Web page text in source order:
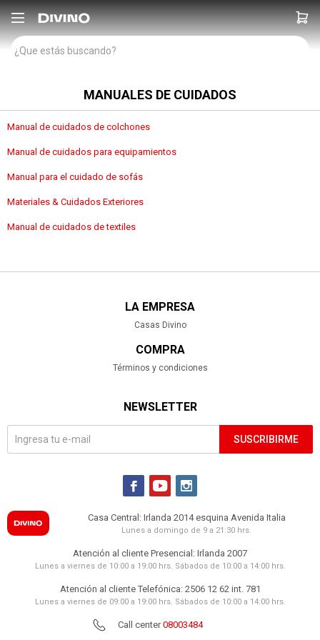

MANUALES DE CUIDADOS
Manual de cuidados de colchones
Manual de cuidados para equipamientos
Manual para el cuidado de sofás
Materiales & Cuidados Exteriores
Manual de cuidados de textiles
LA EMPRESA
Casas Divino
COMPRA
Términos y condiciones
NEWSLETTER
SUSCRIBIRME
  
Casa Central: Irlanda 2014 esquina Avenida Italia
Lunes a domingo de 9 a 21:30 hrs.
Atención al cliente Presencial: Irlanda 2007
Lunes a viernes de 10:00 a 19:00 hrs. Sábados de 10:00 a 14:00 hrs.
Atención al cliente Telefónica: 2506 12 62 int. 781
Lunes a viernes de 09:00 a 19:00 hrs. Sábados de 10:00 a 14:00 hrs.
Call center08003484